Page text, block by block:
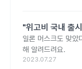
"위고비 국내 출
일론 머스크도 맞았
해 알려드려요.
2023.07.27